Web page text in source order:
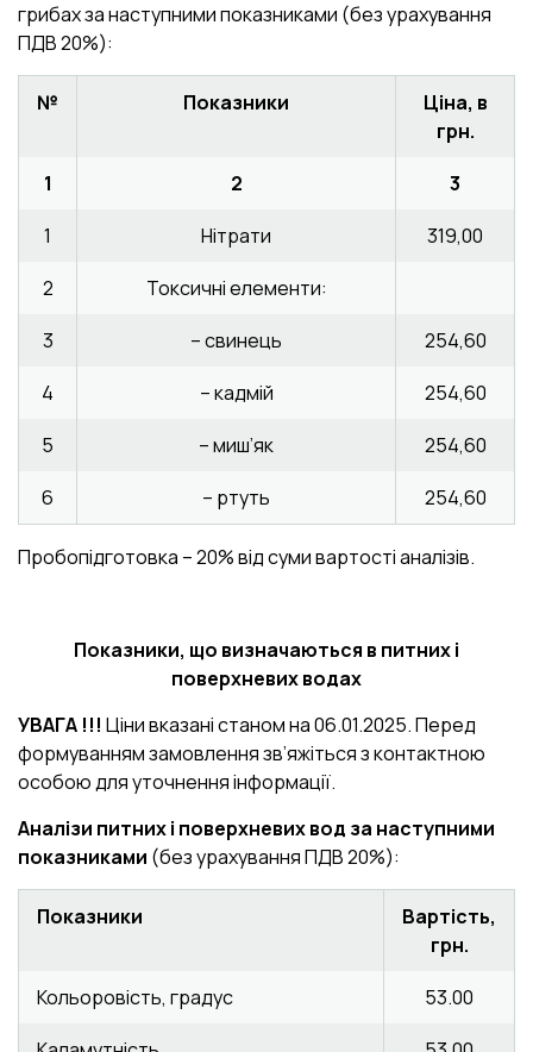
грибах за наступними показниками (без урахування
ПДВ 20%):
№ Показники Ціна, в
грн.
1
2
3
1
Нітрати
319,00
2
Токсичні елементи:
3
– свинець
254,60
4
– кадмій
254,60
5
– миш’як
254,60
6
– ртуть 254,60
Пробопідготовка – 20% від суми вартості аналізів.
Показники, що визначаються в питних і
поверхневих водах
УВАГА !!! Ціни вказані станом на 06.01.2025. Перед
формуванням замовлення зв’яжіться з контактною
особою для уточнення інформації.
Аналізи питних і поверхневих вод за наступними
показниками (без урахування ПДВ 20%):
Показники
Вартість,
грн.
Кольоровість, градус
53.00